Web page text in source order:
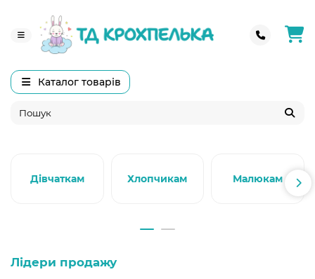
Каталог товарів
Дівчаткам Хлопчикам Малюкам
Лідери продажу